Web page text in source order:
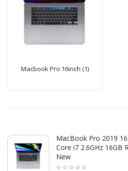
Macbook Pro 16inch (1)
MacBook Pro 2019 16
Core i7 2.6GHz 16GB
New